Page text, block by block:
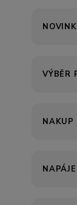
VÝBĚR
NAKUP